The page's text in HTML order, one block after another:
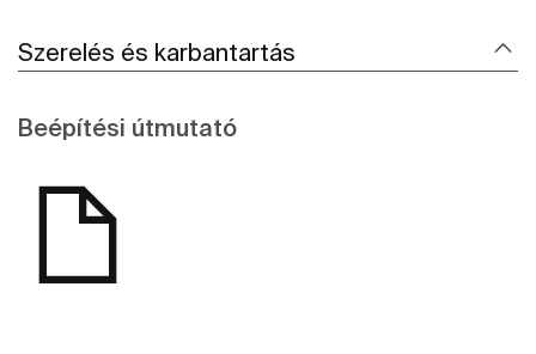
Szerelés és karbantartás
Beépítési útmutató